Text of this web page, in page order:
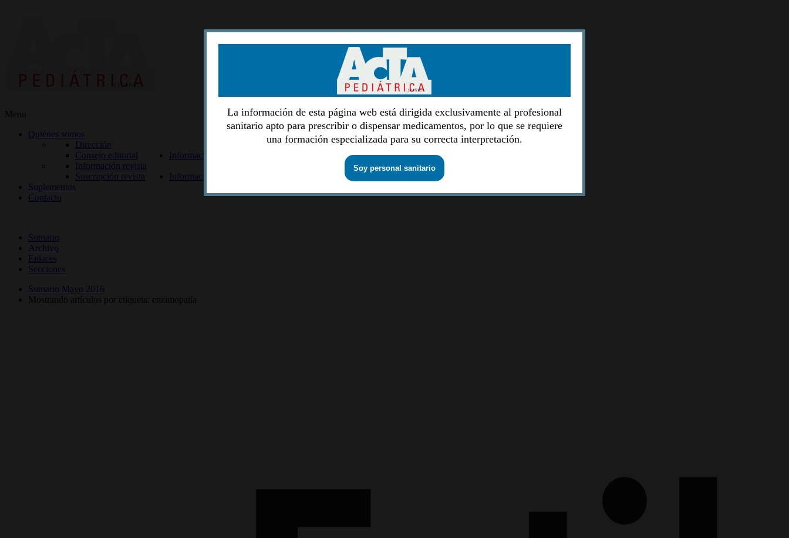
Menu
Quiénes somos
Dirección
Consejo editorial
Información lectores
Información revista
Suscripción revista
Información autores
Suplementos
Contacto
Sumario
Archivo
Enlaces
Secciones
Sumario Mayo 2016
Mostrando artículos por etiqueta: enzimopatía
La información de esta página web está dirigida exclusivamente al profesional
sanitario apto para prescribir o dispensar medicamentos, por lo que se requiere
una formación especializada para su correcta interpretación.
Soy personal sanitario